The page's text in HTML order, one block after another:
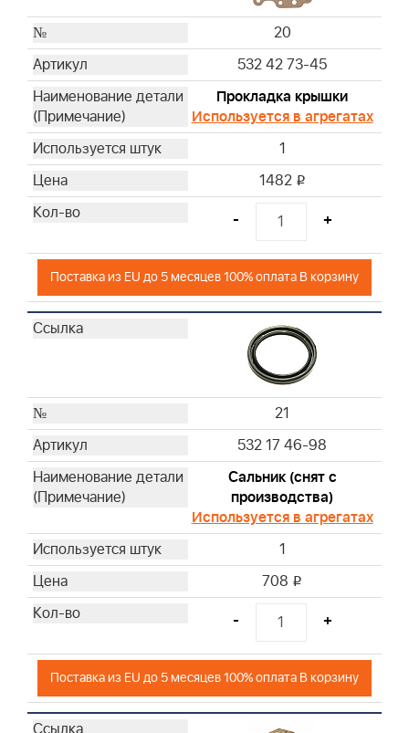
20
532 42 73-45
Прокладка крышки
Используется в агрегатах
1
1482 i
- +
Поставка из EU до 5 месяцев 100% оплата В корзину
21
532 17 46-98
Сальник (снят с
производства)
Используется в агрегатах
1
708 i
- +
Поставка из EU до 5 месяцев 100% оплата В корзину